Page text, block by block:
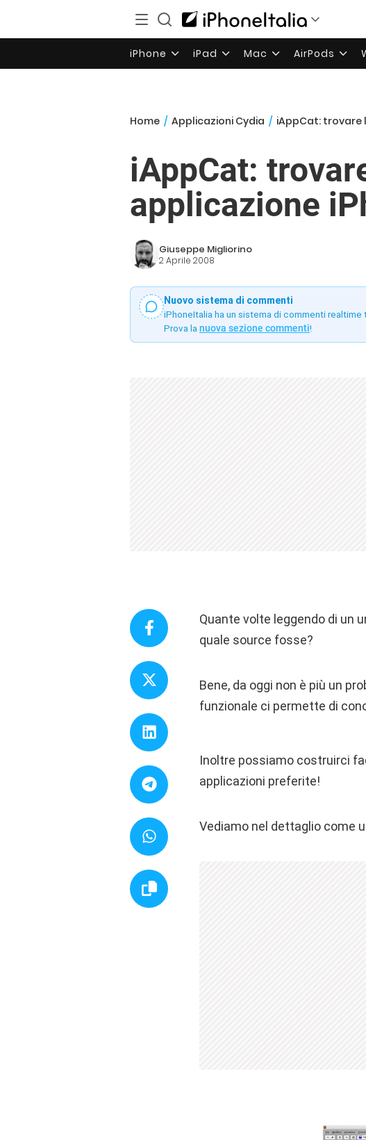
iPhone iPad Mac AirPods
Home / Applicazioni Cydia / iAppCat: trovare
iAppCat:
applicazione
Giuseppe Migliorino
2 Aprile 2008
Nuovo sistema di commenti
iPhoneItalia ha un sistema di commenti
Prova la nuova sezione commenti!
Quante volte leggendo di un
quale source fosse?
Bene, da oggi non è più un
funzionale ci permette di
Inoltre possiamo costruirci
applicazioni preferite!
Vediamo nel dettaglio come